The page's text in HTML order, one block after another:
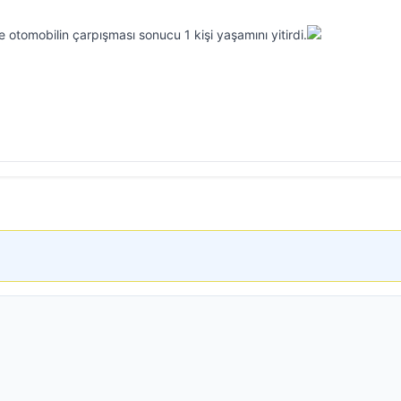
otomobilin çarpışması sonucu 1 kişi yaşamını yitirdi.